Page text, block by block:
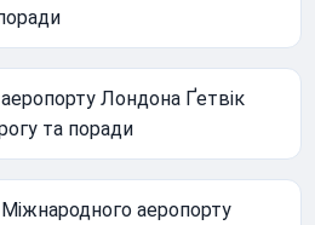
Лондона Ґетвік
та поради
аеропорту